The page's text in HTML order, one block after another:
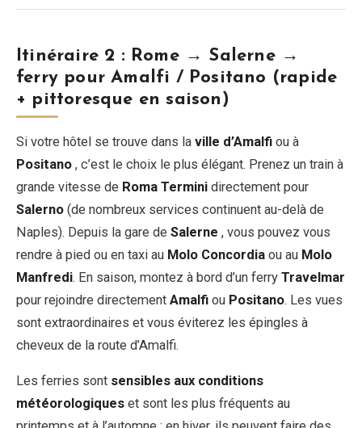
Itinéraire 2 : Rome → Salerne →
ferry pour Amalfi / Positano (rapide
+ pittoresque en saison)
Si votre hôtel se trouve dans la ville d’Amalfi ou à
Positano , c’est le choix le plus élégant. Prenez un train à
grande vitesse de Roma Termini directement pour
Salerno (de nombreux services continuent au-delà de
Naples). Depuis la gare de Salerne , vous pouvez vous
rendre à pied ou en taxi au Molo Concordia ou au Molo
Manfredi. En saison, montez à bord d’un ferry Travelmar
pour rejoindre directement Amalfi ou Positano. Les vues
sont extraordinaires et vous éviterez les épingles à
cheveux de la route d’Amalfi.
Les ferries sont sensibles aux conditions
météorologiques et sont les plus fréquents au